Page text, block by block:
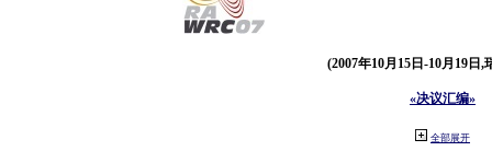
(2007年10月15日-10月19日,
«决议汇编»
全部展开